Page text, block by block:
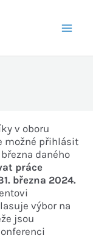
v oboru
možné přihlásit
daného
práce
března 2024.
výbor na
jsou